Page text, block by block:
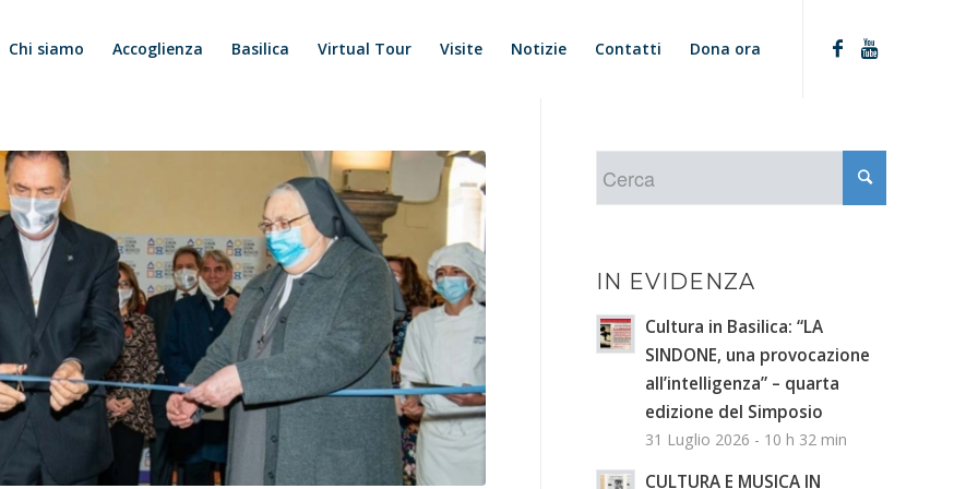
Chi siamo Accoglienza Basilica Virtual Tour Visite Notizie Contatti Dona ora
IN EVIDENZA
Cultura in Basilica: “LA
SINDONE, una provocazione
all’intelligenza” – quarta
edizione del Simposio
31 Luglio 2026 - 10 h 32 min
CULTURA E MUSICA IN